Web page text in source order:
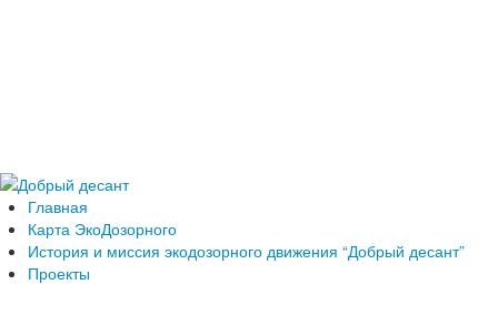
Главная
Карта ЭкоДозорного
История и миссия экодозорного движения “Добрый десант”
Проекты